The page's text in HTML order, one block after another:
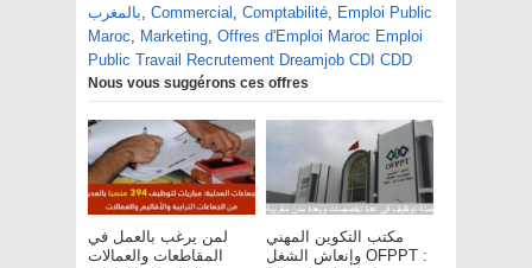
بالمغرب, Commercial , Comptabilité, Emploi Public
Maroc, Marketing, Offres d'Emploi Maroc Emploi
Public Travail Recrutement Dreamjob CDI CDD
Nous vous suggérons ces offres
لمن يرغب بالعمل في
المقاطعات والعمالات
مكتب التكوين المهني
وإنعاش الشغل OFPPT :